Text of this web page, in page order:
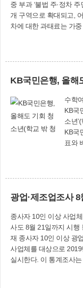
1955
을 갖
청서
운전
이용
고령
이에
유발
중 부과 ‘불법 주·정차 주민신고제’ 신고 대상이 기존 4개 구역에서 5
개 구역으로 확대되고,
차에 대한 과태료는 가중 부과된다. 사상구는 안
이 신고 대상이다. 6월
방침이다. 또 소화전 주변 불법 주·정차 차량(주·정차 금지 교통안전
표지가 설치된 소방시설
민신고 접수 분부터는 과태료
주민신고제’는 주민 누
신고’ 앱을 통해 주·정차 위반
통해 위반 지역과 차량
적발로부터 3일 이내에
린이보호구역임을 나타
에게 과태료를 부과(가중 부과)한다. 교통행정
호구역이 불법 주정차
구역(소방시설 주변, 교
5개 구역으로 늘어났다”
이 등 보행자의 안전을
수학
KB국
소년
KB국
표와
윤장
매우
마 도
행은
센터(
이 12
로
광업·제조업조사 8
종사자 10인 이상 사업
사도 8월 21일까지 시행 통계청과 부산시는 8월 21일까지 사상구 소
재 종사자 10인 이상 광
사업체를 대상으로
실시한다. 이 통계조사는 각종 정책 수립 및 산업 연구·분석 등에 필